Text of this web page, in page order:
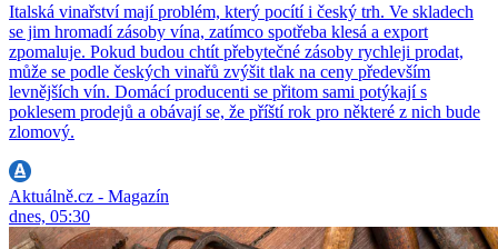
Italská vinařství mají problém, který pocítí i český trh. Ve skladech
se jim hromadí zásoby vína, zatímco spotřeba klesá a export
zpomaluje. Pokud budou chtít přebytečné zásoby rychleji prodat,
může se podle českých vinařů zvýšit tlak na ceny především
levnějších vín. Domácí producenti se přitom sami potýkají s
poklesem prodejů a obávají se, že příští rok pro některé z nich bude
zlomový.
Aktuálně.cz - Magazín
dnes, 05:30